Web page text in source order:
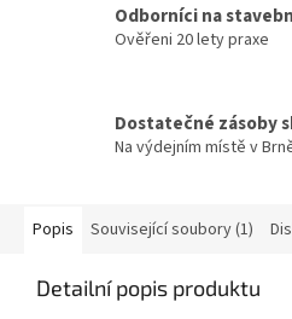
Odborníci na
Ověřeni 20 lety praxe
Dostatečné zásoby
Na výdejním místě v
Popis Související soubory (1)
Detailní popis produktu